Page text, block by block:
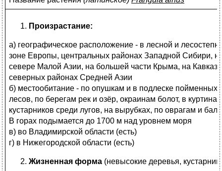
Произрастание:
а) географическое расположение - в лесной и
зоне Европы, центральных районах Западной Сибири,
севере Малой Азии, на большей части Крыма, на
северных районах Средней Азии
б) местообитание - по опушкам и в подлеске пойменных
лесов, по берегам рек и озёр, окраинам болот, в куртинах
кустарников среди лугов, на вырубках, по оврагам и
В горах подымается до 1700 м над уровнем моря
в) во Владимирской области (есть)
г) в Нижегородской области (есть)
Жизненная форма (невысокие деревья,